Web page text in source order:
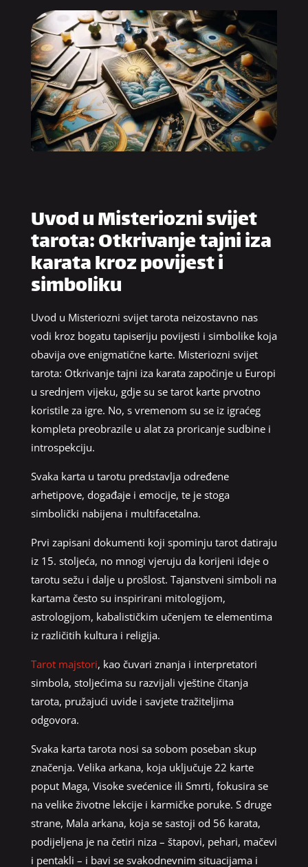
Uvod u Misteriozni svijet
tarota: Otkrivanje tajni iza
karata kroz povijest i
simboliku
Uvod u Misteriozni svijet tarota neizostavno nas
vodi kroz bogatu tapiseriju povijesti i simbolike koja
obavija ove enigmatične karte. Misteriozni svijet
tarota: Otkrivanje tajni iza karata započinje u Europi
u srednjem vijeku, gdje su se tarot karte prvotno
koristile za igre. No, s vremenom su se iz igraćeg
kompleta preobrazile u alat za proricanje sudbine i
introspekciju.
Svaka karta u tarotu predstavlja određene
arhetipove, događaje i emocije, te je stoga
simbolički nabijena i multifacetalna.
Prvi zapisani dokumenti koji spominju tarot datiraju
iz 15. stoljeća, no mnogi vjeruju da korijeni ideje o
tarotu sežu i dalje u prošlost. Tajanstveni simboli na
kartama često su inspirirani mitologijom,
astrologijom, kabalističkim učenjem te elementima
iz različitih kultura i religija.
Tarot majstori, kao čuvari znanja i interpretatori
simbola, stoljećima su razvijali vještine čitanja
tarota, pružajući uvide i savjete tražiteljima
odgovora.
Svaka karta tarota nosi sa sobom poseban skup
značenja. Velika arkana, koja uključuje 22 karte
poput Maga, Visoke svećenice ili Smrti, fokusira se
na velike životne lekcije i karmičke poruke. S druge
strane, Mala arkana, koja se sastoji od 56 karata,
podijeljena je na četiri niza – štapovi, pehari, mačevi
i pentakli – i bavi se svakodnevnim situacijama i